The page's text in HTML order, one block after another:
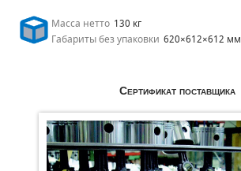
Масса нетто 130 кг
Габариты без упаковки 620×612×612 мм
Сертификат поставщика